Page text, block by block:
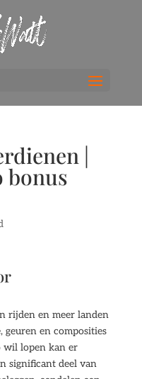
|
bonus
rijden en meer landen
geuren en composities
wil lopen kan er
significant deel van